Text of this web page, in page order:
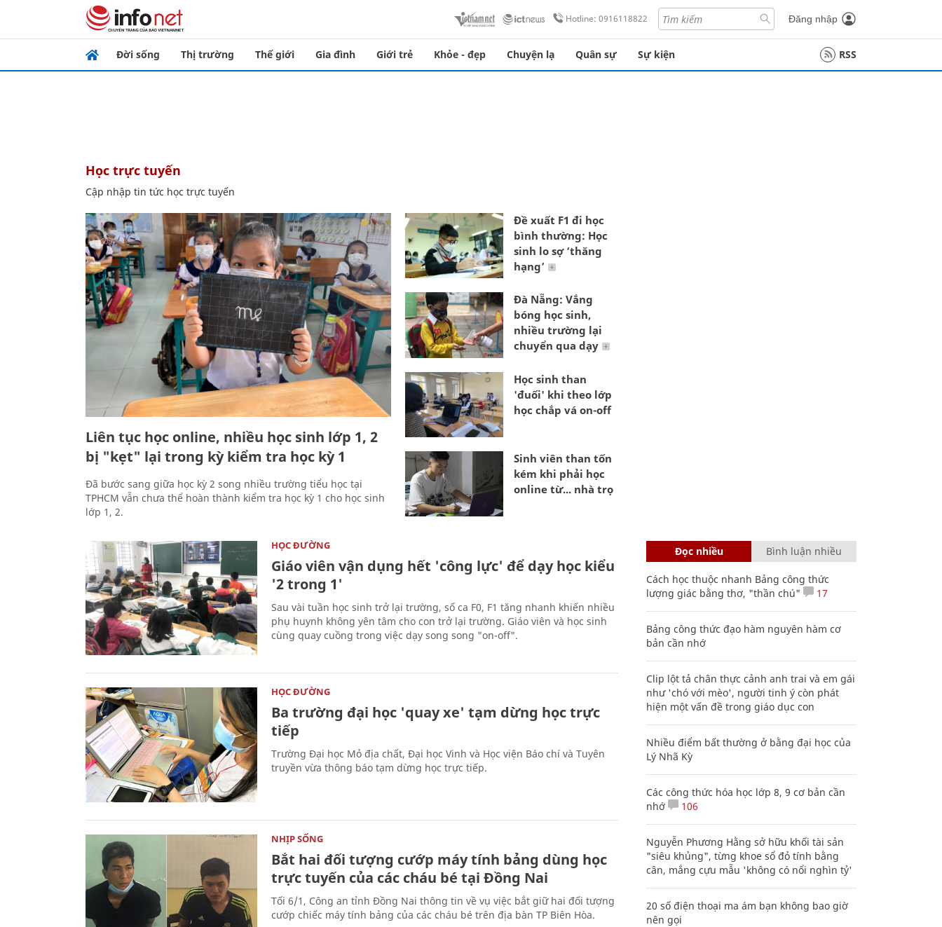
Hotline: 0916118822 Đăng nhập
Đời sống Thị trường Thế giới Gia đình Giới trẻ Khỏe - đẹp Chuyện lạ Quân sự Sự kiện RSS
học trực tuyến
Cập nhập tin tức học trực tuyến
Liên tục học online, nhiều học sinh lớp 1, 2
bị "kẹt" lại trong kỳ kiểm tra học kỳ 1
Đã bước sang giữa học kỳ 2 song nhiều trường tiểu học tại
TPHCM vẫn chưa thể hoàn thành kiểm tra học kỳ 1 cho học sinh
lớp 1, 2.
Đề xuất F1 đi học
bình thường: Học
sinh lo sợ ‘thăng
hạng’
Đà Nẵng: Vắng
bóng học sinh,
nhiều trường lại
chuyển qua dạy
Học sinh than
'đuối' khi theo lớp
học chắp vá on-off
Sinh viên than tốn
kém khi phải học
online từ... nhà trọ
HỌC ĐƯỜNG
Giáo viên vận dụng hết 'công lực' để dạy học kiểu
'2 trong 1'
Sau vài tuần học sinh trở lại trường, số ca F0, F1 tăng nhanh khiến nhiều
phụ huynh không yên tâm cho con trở lại trường. Giáo viên và học sinh
cùng quay cuồng trong việc dạy song song "on-off".
HỌC ĐƯỜNG
Ba trường đại học 'quay xe' tạm dừng học trực
tiếp
Trường Đại học Mỏ địa chất, Đại học Vinh và Học viện Báo chí và Tuyên
truyền vừa thông báo tạm dừng học trực tiếp.
NHỊP SỐNG
Bắt hai đối tượng cướp máy tính bảng dùng học
trực tuyến của các cháu bé tại Đồng Nai
Tối 6/1, Công an tỉnh Đồng Nai thông tin về vụ việc bắt giữ hai đối tượng
cướp chiếc máy tính bảng của các cháu bé trên địa bàn TP Biên Hòa.
Đọc nhiều Bình luận nhiều
Cách học thuộc nhanh Bảng công thức
lượng giác bằng thơ, "thần chú"
17
Bảng công thức đạo hàm nguyên hàm cơ
bản cần nhớ
Clip lột tả chân thực cảnh anh trai và em gái
như 'chó với mèo', người tinh ý còn phát
hiện một vấn đề trong giáo dục con
Nhiều điểm bất thường ở bằng đại học của
Lý Nhã Kỳ
Các công thức hóa học lớp 8, 9 cơ bản cần
nhớ
106
Nguyễn Phương Hằng sở hữu khối tài sản
"siêu khủng", từng khoe sổ đỏ tính bằng
cân, mắng cựu mẫu 'không có nổi nghìn tỷ'
20 số điện thoại ma ám bạn không bao giờ
nên gọi